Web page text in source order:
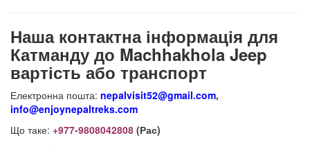
Наша контактна інформація для
Катманду до Machhakhola Jeep
вартість або транспорт
Електронна пошта: nepalvisit52@gmail.com,
info@enjoynepaltreks.com
Що таке: +977-9808042808 (Рас)